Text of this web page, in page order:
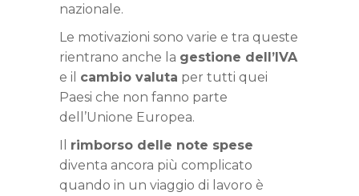
nazionale.
Le motivazioni sono varie e tra queste
rientrano anche la gestione dell’IVA
e il cambio valuta per tutti quei
Paesi che non fanno parte
dell’Unione Europea.
Il rimborso delle note spese
diventa ancora più complicato
quando in un viaggio di lavoro è